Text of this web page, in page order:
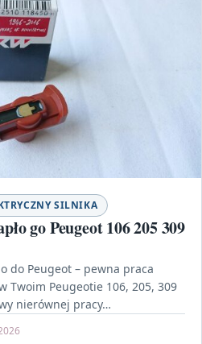
SILNIKA
go Peugeot 106 205 309
do Peugeot – pewna praca
Twoim Peugeotie 106, 205, 309
nierównej pracy…